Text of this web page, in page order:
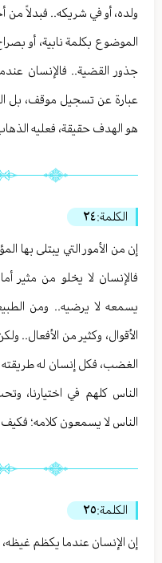
ولده، أو في شريكه.. فبدلاً
الموضوع بكلمة نابية، أو
جذور القضية.. فالإنسان
عبارة عن تسجيل موقف، بل
هو الهدف حقيقة، فعليه
الكلمة:٢٤
إن من الأمور التي يبتلى بها
فالإنسان لا يخلو من مثير
يسمعه لا يرضيه.. ومن
الأقوال، وكثير من الأفعال..
الغضب، فكل إنسان له طريقته
الناس كلهم في اختيارنا،
الناس لا يسمعون كلامه؛ فكيف
الكلمة:٢٥
إن الإنسان عندما يكظم